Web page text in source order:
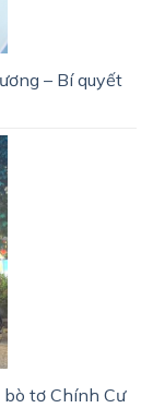
– Bí quyết
tơ Chính Cư